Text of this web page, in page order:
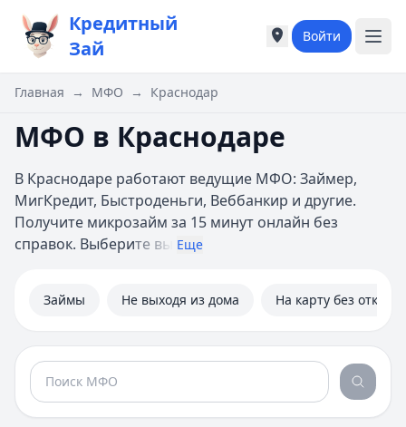
Кредитный
Зай
Города России
Екатеринбург
А
Астрахань
Б
Владимир
Волгоград
Воронеж
Е
Города России
Екатеринбург
А
Астрахань
Б
Владимир
Волгоград
Воронеж
Е
Войти
Главная → МФО → Краснодар
МФО в Краснодаре
В Краснодаре работают ведущие МФО: Займер,
МигКредит, Быстроденьги, Веббанкир и другие.
Получите микрозайм за 15 минут онлайн без
справок. Выберите вы Еще
Займы Не выходя из дома На карту без отказа